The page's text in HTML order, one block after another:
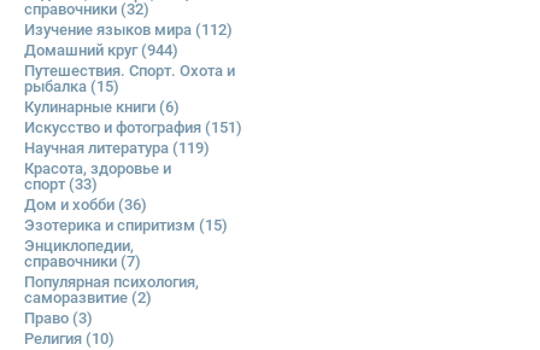
справочники (32)
Изучение языков мира (112)
Домашний круг(944)
Путешествия. Спорт. Охота и
рыбалка (15)
Кулинарные книги (6)
Искусство и фотография (151)
Научная литература (119)
Красота, здоровье и
спорт(33)
Дом и хобби (36)
Эзотерика и спиритизм (15)
Энциклопедии,
справочники (7)
Популярная психология,
саморазвитие (2)
Право (3)
Религия (10)